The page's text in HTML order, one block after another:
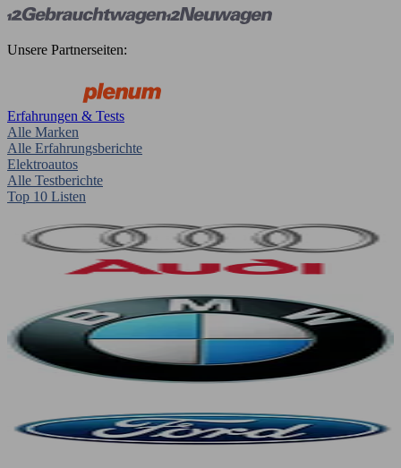
Unsere Partnerseiten:
Erfahrungen & Tests
Alle Marken
Alle Erfahrungsberichte
Elektroautos
Alle Testberichte
Top 10 Listen